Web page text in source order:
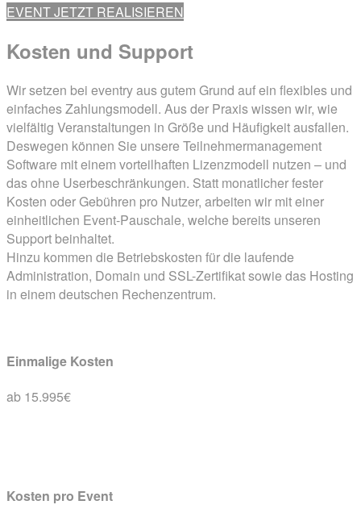
EVENT JETZT REALISIEREN
Kosten und Support
Wir setzen bei eventry aus gutem Grund auf ein flexibles und
einfaches Zahlungsmodell. Aus der Praxis wissen wir, wie
vielfältig Veranstaltungen in Größe und Häufigkeit ausfallen.
Deswegen können Sie unsere Teilnehmermanagement
Software mit einem vorteilhaften Lizenzmodell nutzen – und
das ohne Userbeschränkungen. Statt monatlicher fester
Kosten oder Gebühren pro Nutzer, arbeiten wir mit einer
einheitlichen Event-Pauschale, welche bereits unseren
Support beinhaltet.
Hinzu kommen die Betriebskosten für die laufende
Administration, Domain und SSL-Zertifikat sowie das Hosting
in einem deutschen Rechenzentrum.
Einmalige Kosten
ab 15.995€
Kosten pro Event